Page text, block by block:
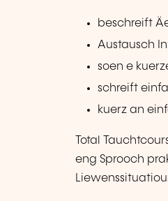
beschreift
Austausch
soen e
schreift
kuerz an
Total
eng Sprooch